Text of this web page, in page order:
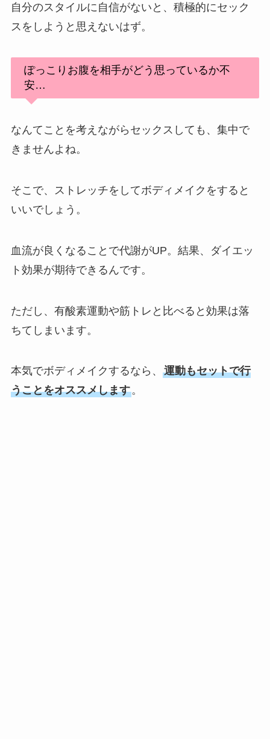
自分のスタイルに自信がないと、積極的にセック
スをしようと思えないはず。
ぽっこりお腹を相手がどう思っているか不
安…
なんてことを考えながらセックスしても、集中で
きませんよね。
そこで、ストレッチをしてボディメイクをすると
いいでしょう。
血流が良くなることで代謝がUP。結果、ダイエッ
ト効果が期待できるんです。
ただし、有酸素運動や筋トレと比べると効果は落
ちてしまいます。
本気でボディメイクするなら、 運動もセットで行
うことをオススメします。